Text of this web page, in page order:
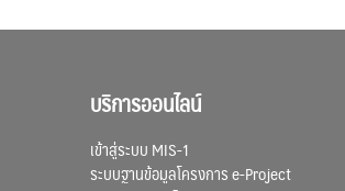
บริการออนไลน์
เข้าสู่ระบบ MIS-1
ระบบฐานข้อมูลโครงการ e-Project